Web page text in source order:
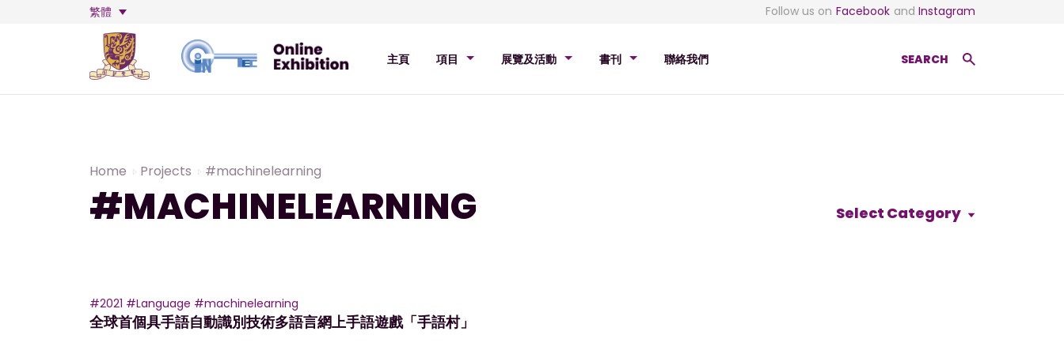
繁體 Follow us on Facebook and Instagram
主頁 項目 展覽及活動 書刊 聯絡我們 SEARCH
Home Projects #machinelearning
#MACHINELEARNING Select Category
#2021 #Language #machinelearning
全球首個具手語自動識別技術多語言網上手語遊戲「手語村」